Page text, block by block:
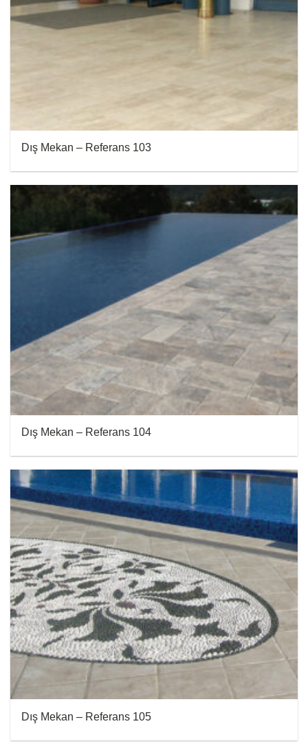
Dış Mekan – Referans 103
Dış Mekan – Referans 104
Dış Mekan – Referans 105